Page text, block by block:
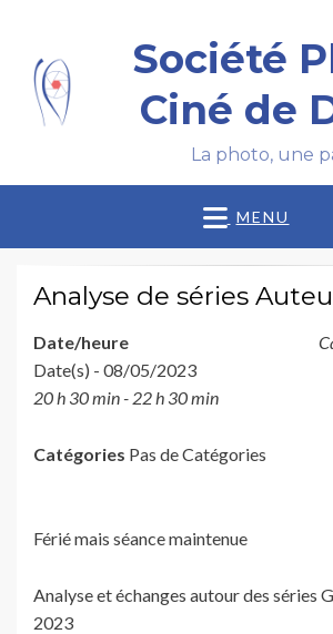
Société
Ciné de
La photo, une
MENU
Analyse de séries
Date/heure
Date(s) - 08/05/2023
20 h 30 min - 22 h 30 min
Catégories Pas de Catégories
Férié mais séance maintenue
Analyse etéchanges autour des séries
2023